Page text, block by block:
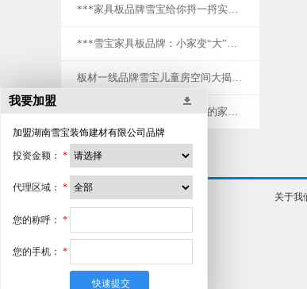
***家具板品牌雪宝给你捋一捋实木地板选购方法！
***雪宝家具板品牌：小家变“大”家，越住越有范！
板材一线品牌雪宝儿童房空间大揭秘，学会这些，不愁不会设计！
***家具板雪宝品牌：你喜欢的家的气质，我们都可以给你！
我要加盟
加盟湖南雪宝装饰建材有限公司 品牌
投资金额： *
代理区域： *
您的称呼： *
您的手机： *
关于我